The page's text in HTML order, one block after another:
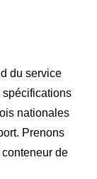
du service
nationales
Prenons
de